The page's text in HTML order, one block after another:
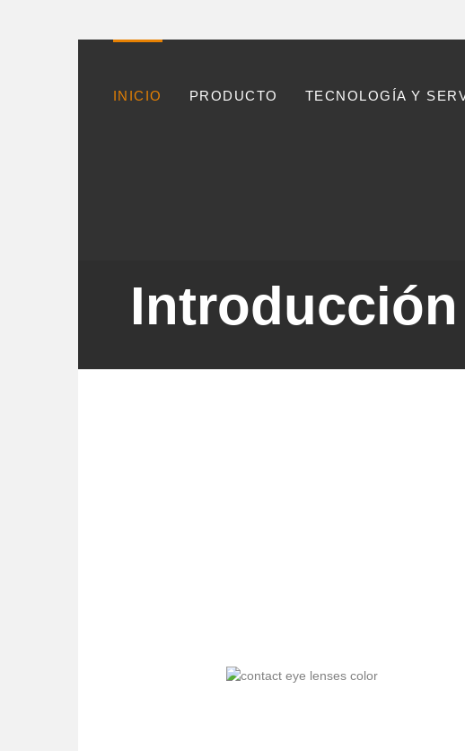
INICIO PRODUCTO TECNOLOGÍA Y